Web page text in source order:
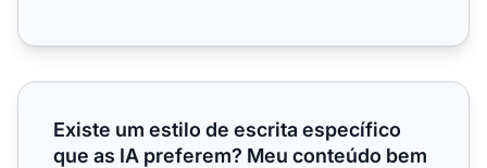
Existe um estilo de escrita específico que as IA
Existe um estilo de escrita específico
que as IA preferem? Meu conteúdo bem